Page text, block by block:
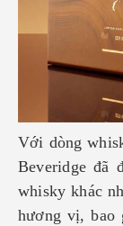
Với dòng
Beveridge đã
whisky khác
hương vị, bao